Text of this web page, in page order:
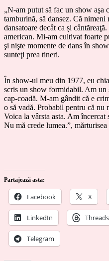
„N-am putut să fac un show aşa
tamburină, să dansez. Că nimeni
dansatoare decât ca și
american. Mi-am cultivat foarte
şi nişte momente de dans în
sunteţi prea tineri.
În show-ul meu din 1977, eu
scris un show formidabil. Am un
cap-coadă. M-am gândit că e
o să vadă. Probabil pentru că nu
Voica la vârsta asta. Am încercat
Nu mă crede lumea.”,
Partajează asta:
Facebook X
LinkedIn Threads
Telegram